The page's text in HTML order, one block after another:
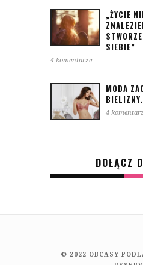
„ŻYCIE
SIEBIE”
4 komentarze
MODA
BIELIZNY.
4
DOŁĄCZ
© 2022 OBCASY